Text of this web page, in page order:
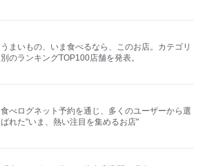
うまいもの、いま食べるなら、このお店。カテゴリ
別のランキングTOP100店舗を発表。
食べログネット予約を通じ、多くのユーザーから選
ばれた"いま、熱い注目を集めるお店"